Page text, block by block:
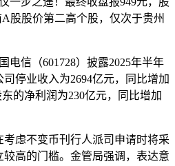
股股价第二高个股，仅次于贵州
信（601728）披露2025年半年
停业收入为2694亿元，同比增加
的净利润为230亿元，同比增加
虑不变币刊行人派司申请时将采
高的门槛。金管局强调，表达意